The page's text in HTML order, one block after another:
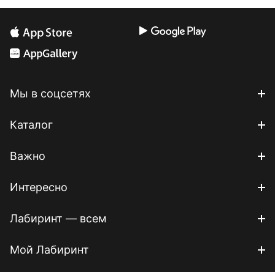
Мы в соцсетях
Каталог
Важно
Интересно
Лабиринт — всем
Мой Лабиринт